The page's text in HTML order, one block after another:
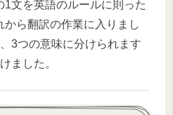
文を英語のルールに則った
ら翻訳の作業に入りまし
3つの意味に分けられます
ました。